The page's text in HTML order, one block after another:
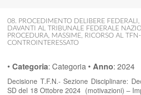
08. PROCEDIMENTO DELIBERE FEDERALI ,
DAVANTI AL TRIBUNALE FEDERALE
PROCEDURA, MASSIME, RICORSO AL
CONTROINTERESSATO
• Categoria: Categoria • Anno: 2024
Decisione T.F.N.- Sezione Disciplinare:
SD del 18 Ottobre 2024 (motivazioni) –